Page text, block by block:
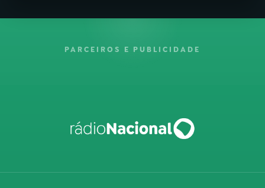
PARCEIROS E PUBLICIDADE